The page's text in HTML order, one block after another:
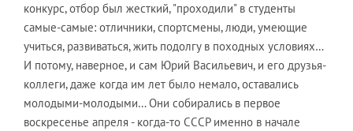
конкурс, отбор был жесткий, "проходили" в студенты
самые-самые: отличники, спортсмены, люди, умеющие
учиться, развиваться, жить подолгу в походных условиях…
И потому, наверное, и сам Юрий Васильевич, и его друзья-
коллеги, даже когда им лет было немало, оставались
молодыми-молодыми… Они собирались в первое
воскресенье апреля - когда-то СССР именно в начале